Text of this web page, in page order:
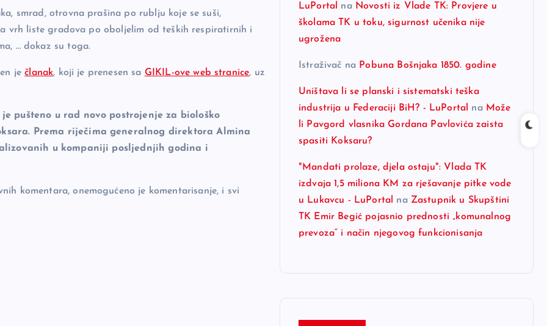
smrad, otrovna prašina po rublju koje se suši,
vrh liste gradova po oboljelim od teških respiratirnih i
… dokaz su toga.
ječlanak, koji je prenesen sa GIKIL-ove web stranice, uz
pušteno u rad novo postrojenje za biološko
Prema riječima generalnog direktora Almina
u kompaniji posljednjih godina i
komentara, onemogućeno je komentarisanje, i svi
LuPortal
na Novosti iz Vlade TK: Provjere u
školama TK u toku, sigurnost učenika nije
ugrožena
Istraživač na Pobuna Bošnjaka 1850. godine
Uništava li se planski i sistematski teška
industrija u Federaciji BiH? - LuPortal
na Može
li Pavgord vlasnika Gordana Pavlovića zaista
spasiti Koksaru?
"Mandati prolaze, djela ostaju": Vlada TK
izdvaja 1,5 miliona KM za rješavanje pitke vode
u Lukavcu - LuPortal
na Zastupnik u Skupštini
TK Emir Begić pojasnio prednosti „komunalnog
prevoza“ i način njegovog funkcionisanja